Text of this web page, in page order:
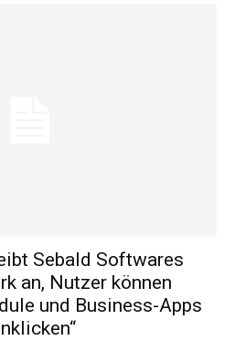
Sebald Softwares
an, Nutzer können
und Business-Apps